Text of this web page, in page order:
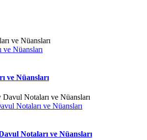
Nüansları
ve Nüansları
Notaları ve Nüansları
Notaları ve Nüansları